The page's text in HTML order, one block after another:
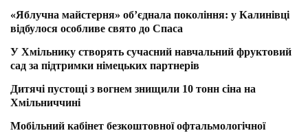
«Яблучна майстерня» об’єднала покоління: у Калинівці
відбулося особливе свято до Спаса
У Хмільнику створять сучасний навчальний фруктовий
сад за підтримки німецьких партнерів
Дитячі пустощі з вогнем знищили 10 тонн сіна на
Хмільниччині
Мобільний кабінет безкоштовної офтальмологічної